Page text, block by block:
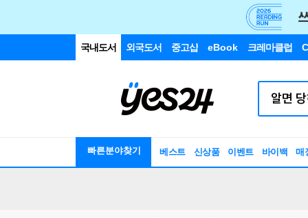
국내도서 외국도서 중고샵 eBook 크레마클럽
빠른분야찾기 베스트 신상품 이벤트 바이백 매